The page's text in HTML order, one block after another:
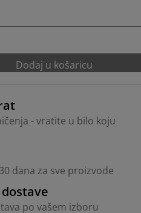
Dodaj u košaricu
- vratite u bilo koju
dana za sve proizvode
po vašem izboru